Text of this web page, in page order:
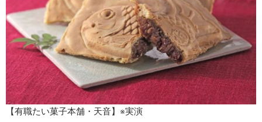
【有職たい菓子本舗・天音】※実演